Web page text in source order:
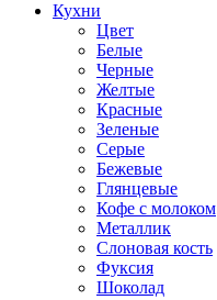
Кухни
Цвет
Белые
Черные
Желтые
Красные
Зеленые
Серые
Бежевые
Глянцевые
Кофе с молоком
Металлик
Слоновая кость
Фуксия
Шоколад